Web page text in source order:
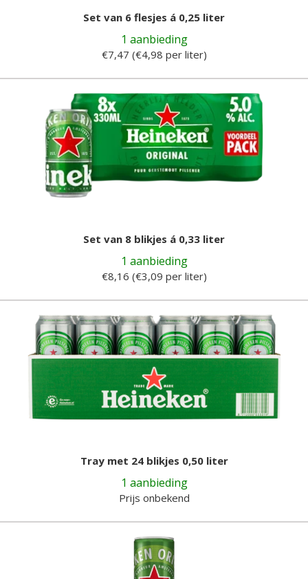
Set van 6 flesjes á 0,25 liter
1 aanbieding
€7,47 (€4,98 per liter)
Set van 8 blikjes á 0,33 liter
1 aanbieding
€8,16 (€3,09 per liter)
Tray met 24 blikjes 0,50 liter
1 aanbieding
Prijs onbekend